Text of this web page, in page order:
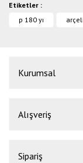
Etiketler :
p 180 yı
Kurumsal
Alışveriş
Sipariş